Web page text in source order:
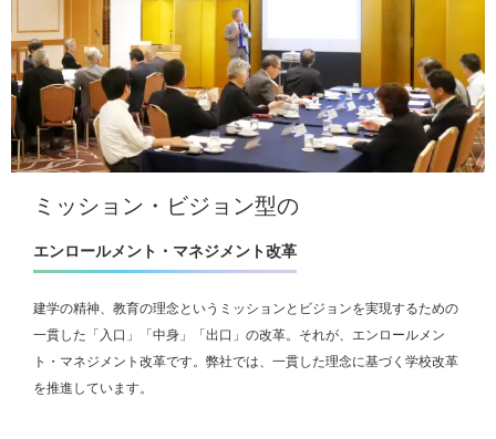
ミッション・ビジョン型の
エンロールメント・マネジメント改革
建学の精神、教育の理念というミッションとビジョンを実現するための
一貫した「入口」「中身」「出口」の改革。それが、エンロールメン
ト・マネジメント改革です。弊社では、一貫した理念に基づく学校改革
を推進しています。